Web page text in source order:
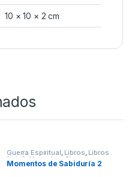
10 × 10 × 2 cm
Guerra Espiritual, Libros, Libros
(mini) Manuales, Otras
Versiones,Vida Cristiana
Momentos de Sabiduría 2